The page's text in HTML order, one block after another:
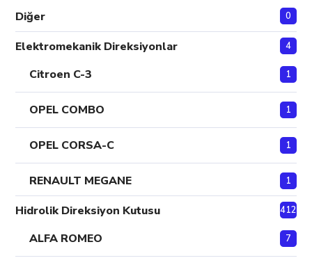
Diğer 0
Elektromekanik Direksiyonlar 4
Citroen C-3 1
OPEL COMBO 1
OPEL CORSA-C 1
RENAULT MEGANE 1
Hidrolik Direksiyon Kutusu 412
ALFA ROMEO 7